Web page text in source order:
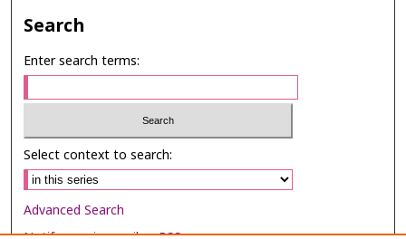
Search
Enter search terms:
Select context to search:
Advanced Search